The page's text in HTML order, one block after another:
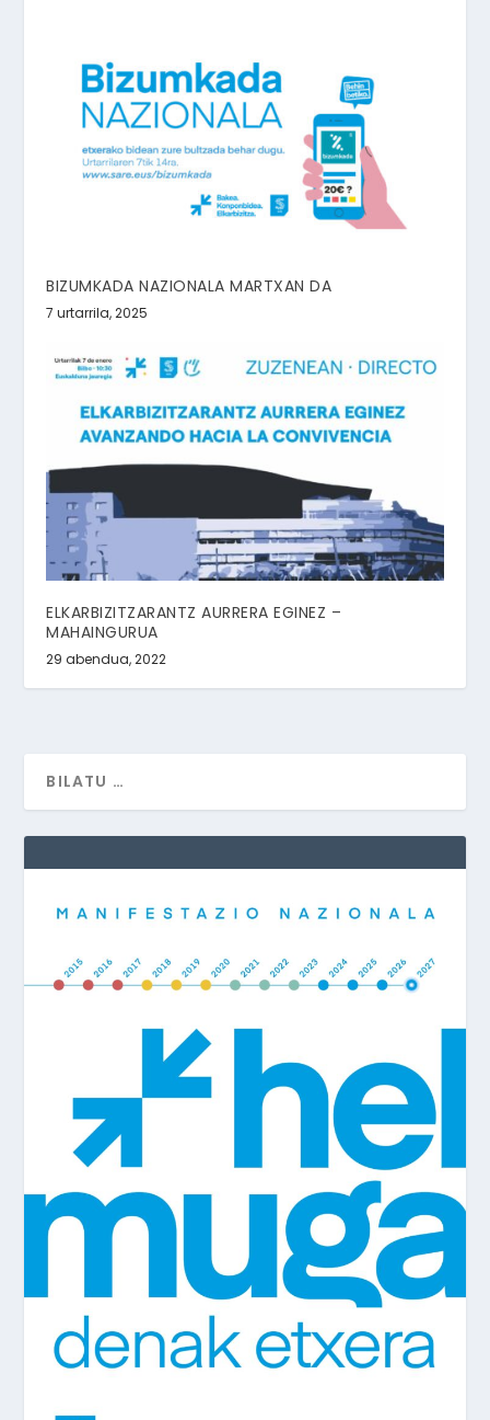
BIZUMKADA NAZIONALA MARTXAN DA
7 urtarrila, 2025
ELKARBIZITZARANTZ AURRERA EGINEZ –
MAHAINGURUA
29 abendua, 2022